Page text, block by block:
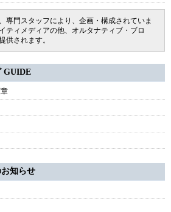
専門スタッフにより、企画・構成されていま
ティメディアの他、オルタナティブ・ブロ
供されます。
GUIDE
知らせ